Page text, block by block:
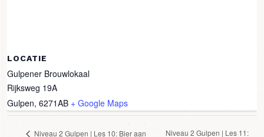
LOCATIE
Gulpener Brouwlokaal
Rijksweg 19A
Gulpen, 6271AB + Google Maps
Niveau 2 Gulpen | Les 10: Bier aan
Niveau 2 Gulpen | Les 11: